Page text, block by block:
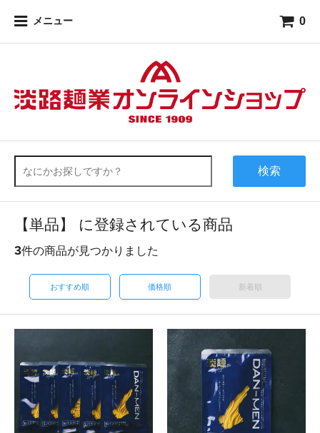
メニュー 0
検索
【単品】 に登録されている商品
3件の商品が見つかりました
おすすめ順 価格順 新着順